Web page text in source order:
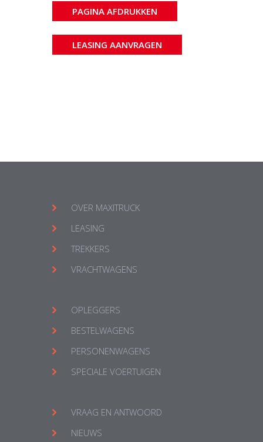
PAGINA AFDRUKKEN
LEASING AANVRAGEN
OVER MAXITRUCK
LEASING
TREKKERS
VRACHTWAGENS
OPLEGGERS
BESTELWAGENS
PERSONENWAGENS
SPECIALE VOERTUIGEN
VRAAG EN ANTWOORD
NIEUWS